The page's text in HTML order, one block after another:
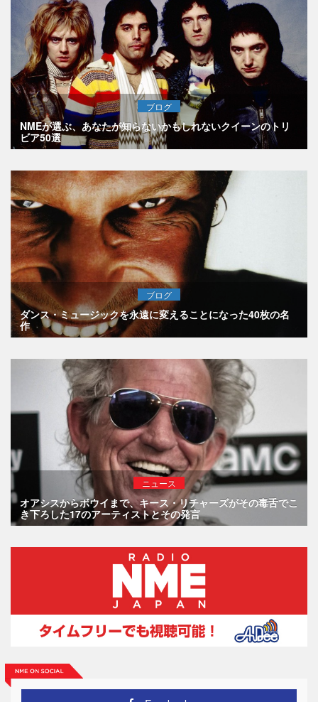
ブログ
NMEが選ぶ、あなたが知らないかもしれないクイーンのトリ
ビア50選
ブログ
ダンス・ミュージックを永遠に変えることになった40枚の名
作
ニュース
オアシスからボウイまで、キース・リチャーズがその毒舌でこ
き下ろした17のアーティストとその発言